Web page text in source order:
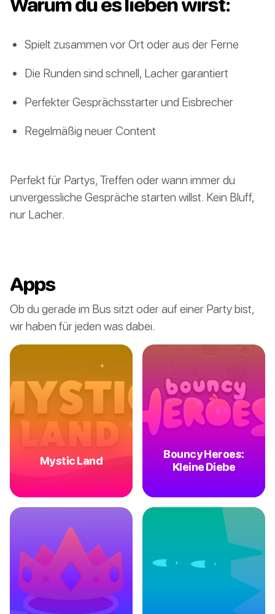
Spielt zusammen vor Ort oder aus der Ferne
Die Runden sind schnell, Lacher garantiert
Perfekter Gesprächsstarter und Eisbrecher
Regelmäßig neuer Content
Perfekt für Partys, Treffen oder wann immer du
unvergessliche Gespräche starten willst. Kein Bluff,
nur Lacher.
Apps
Ob du gerade im Bus sitzt oder auf einer Party bist,
wir haben für jeden was dabei.
Mystic Land
Bouncy Heroes:
Kleine Diebe